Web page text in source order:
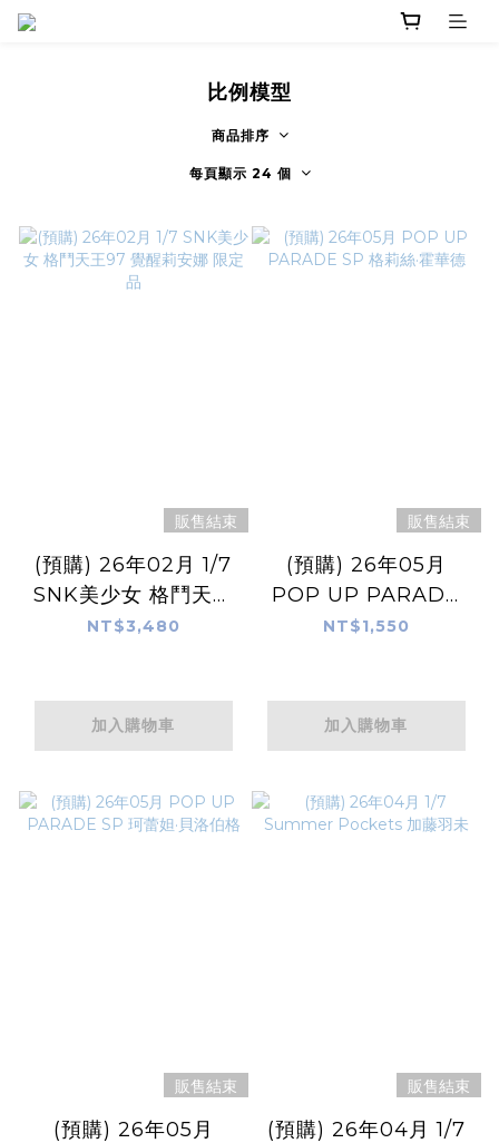
比例模型
商品排序
每頁顯示 24 個
販售結束
(預購) 26年02月 1/7
SNK美少女 格鬥天王
97 覺醒莉安娜 限定品
NT$3,480
加入購物車
販售結束
(預購) 26年05月
POP UP PARADE
SP 格莉絲·霍華德
NT$1,550
加入購物車
販售結束
(預購) 26年05月
販售結束
(預購) 26年04月 1/7